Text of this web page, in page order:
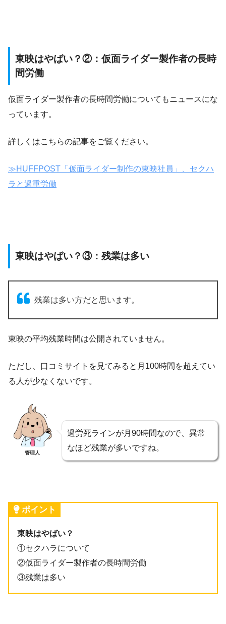
東映はやばい？②：仮面ライダー製作者の長時
間労働
仮面ライダー製作者の長時間労働についてもニュースにな
っています。
詳しくはこちらの記事をご覧ください。
≫HUFFPOST「仮面ライダー制作の東映社員」、セクハ
ラと過重労働
東映はやばい？③：残業は多い
残業は多い方だと思います。
東映の平均残業時間は公開されていません。
ただし、口コミサイトを見てみると月100時間を超えてい
る人が少なくないです。
管理人
過労死ラインが月90時間なので、異常
なほど残業が多いですね。
ポイント
東映はやばい？
①セクハラについて
②仮面ライダー製作者の長時間労働
③残業は多い